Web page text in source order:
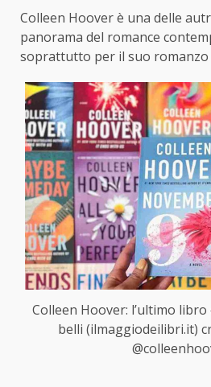
Colleen Hoover è una delle
panorama del romance
soprattutto per il suo romanzo
Colleen Hoover: l’ultimo
belli (ilmaggiodeilibri.it)